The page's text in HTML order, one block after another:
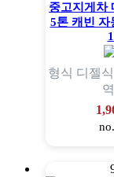
중고지게차
5톤 캐빈 자
형식 디젤
역